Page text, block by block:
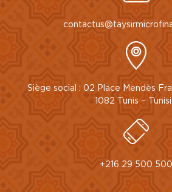
Siège social : 02 Place Mendès
1082 Tunis –
+216 29 500 500